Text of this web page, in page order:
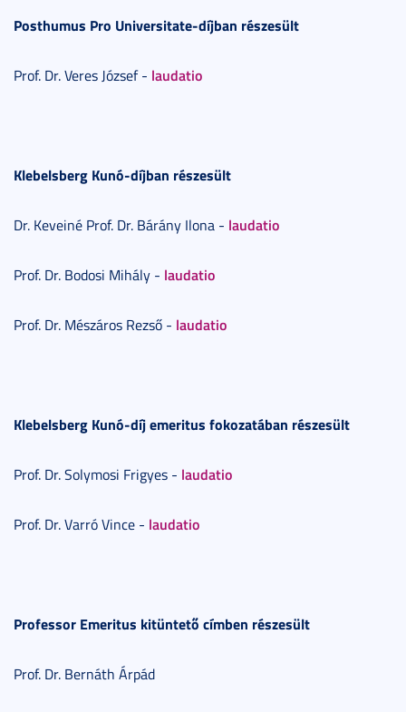
Posthumus Pro Universitate-díjban részesült
Prof. Dr. Veres József - laudatio
Klebelsberg Kunó-díjban részesült
Dr. Keveiné Prof. Dr. Bárány Ilona - laudatio
Prof. Dr. Bodosi Mihály - laudatio
Prof. Dr. Mészáros Rezső - laudatio
Klebelsberg Kunó-díj emeritus fokozatában részesült
Prof. Dr. Solymosi Frigyes - laudatio
Prof. Dr. Varró Vince - laudatio
Professor Emeritus kitüntető címben részesült
Prof. Dr. Bernáth Árpád